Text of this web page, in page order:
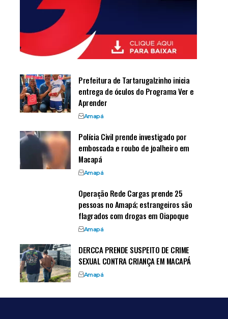
Prefeitura de Tartarugalzinho inicia
entrega de óculos do Programa Ver e
Aprender
Amapá
Polícia Civil prende investigado por
emboscada e roubo de joalheiro em
Macapá
Amapá
Operação Rede Cargas prende 25
pessoas no Amapá; estrangeiros são
flagrados com drogas em Oiapoque
Amapá
DERCCA PRENDE SUSPEITO DE CRIME
SEXUAL CONTRA CRIANÇA EM MACAPÁ
Amapá